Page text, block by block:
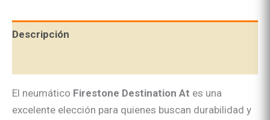
Descripción
El neumático Firestone Destination At es una
excelente elección para quienes buscan durabilidad y